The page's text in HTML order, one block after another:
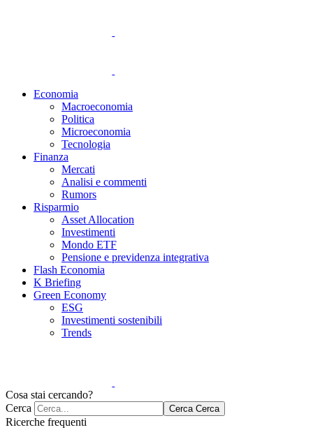
Economia
Macroeconomia
Politica
Microeconomia
Tecnologia
Finanza
Mercati
Analisi e commenti
Rumors
Risparmio
Asset Allocation
Investimenti
Mondo ETF
Pensione e previdenza integrativa
Flash Economia
K Briefing
Green Economy
ESG
Investimenti sostenibili
Trends
Cosa stai cercando?
Cerca
Cerca Cerca
Ricerche frequenti